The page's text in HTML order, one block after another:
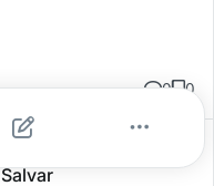
0 0
Salvar